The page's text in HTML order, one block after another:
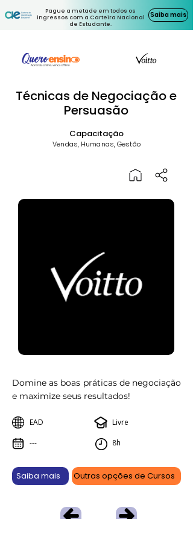
Pague a metade em todos os
ingressos com a Carteira Nacional
de Estudante.
Saiba mais
Técnicas de Negociação e
Persuasão
Capacitação
Vendas, Humanas, Gestão
Domine as boas práticas de negociação
e maximize seus resultados!
EAD
---
Livre
8h
Saiba mais Outras opções de Cursos